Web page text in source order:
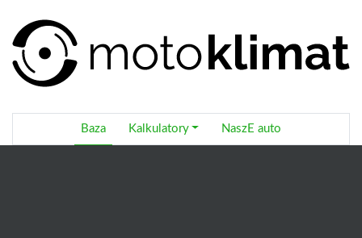
Baza Kalkulatory NaszE auto